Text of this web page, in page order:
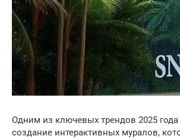
Одним из ключевых трендов 2025 года
создание интерактивных муралов,